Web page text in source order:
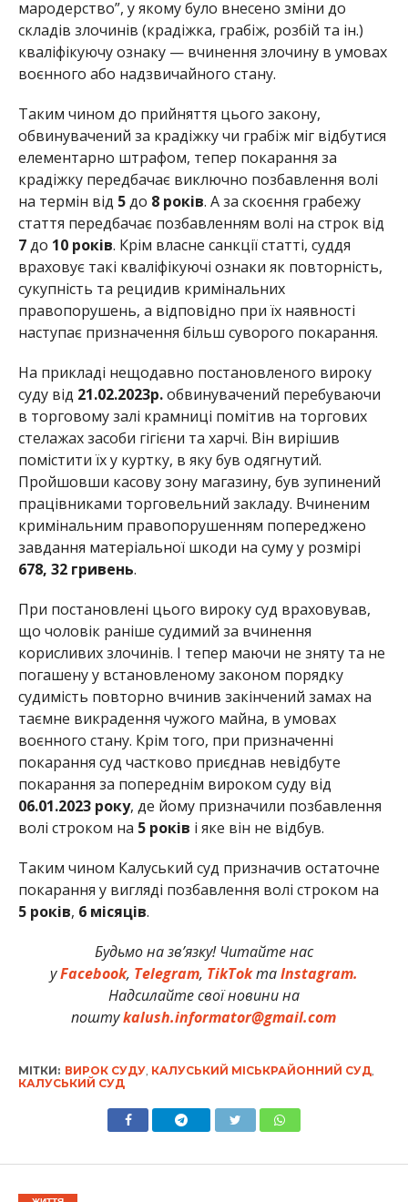
мародерство”, у якому було внесено зміни до
складів злочинів (крадіжка, грабіж, розбій та ін.)
кваліфікуючу ознаку — вчинення злочину в умовах
воєнного або надзвичайного стану.
Таким чином до прийняття цього закону,
обвинувачений за крадіжку чи грабіж міг відбутися
елементарно штрафом, тепер покарання за
крадіжку передбачає виключно позбавлення волі
на термін від 5до 8 років. А за скоєння грабежу
стаття передбачає позбавленням волі на строк від
7до 10 років. Крім власне санкції статті, суддя
враховує такі кваліфікуючі ознаки як повторність,
сукупність та рецидив кримінальних
правопорушень, а відповідно при їх наявності
наступає призначення більш суворого покарання.
На прикладі нещодавно постановленого вироку
суду від 21.02.2023р.обвинувачений перебуваючи
в торговому залі крамниці помітив на торгових
стелажах засоби гігієни та харчі. Він вирішив
помістити їх у куртку, в яку був одягнутий.
Пройшовши касову зону магазину, був зупинений
працівниками торговельний закладу. Вчиненим
кримінальним правопорушенням попереджено
завдання матеріальної шкоди на суму у розмірі
678, 32 гривень.
При постановлені цього вироку суд враховував,
що чоловік раніше судимий за вчинення
корисливих злочинів. І тепер маючи не зняту та не
погашену у встановленому законом порядку
судимість повторно вчинив закінчений замах на
таємне викрадення чужого майна, в умовах
воєнного стану. Крім того, при призначенні
покарання суд частково приєднав невідбуте
покарання за попереднім вироком суду від
06.01.2023 року, де йому призначили позбавлення
волі строком на 5 років і яке він не відбув.
Таким чином Калуський суд призначив остаточне
покарання у вигляді позбавлення волі строком на
5 років, 6 місяців.
Будьмо на зв’язку! Читайте нас
уFacebook, Telegram, TikTokтаInstagram.
Надсилайте свої новини на
поштуkalush.informator@gmail.com
МІТКИ: ВИРОК СУДУ, КАЛУСЬКИЙ МІСЬКРАЙОННИЙ СУД,
КАЛУСЬКИЙ СУД